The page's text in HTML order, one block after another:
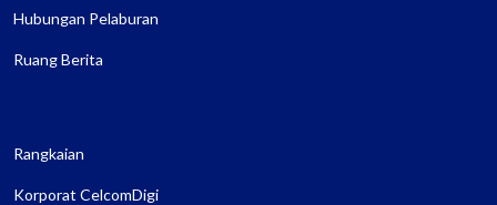
Hubungan Pelaburan
Ruang Berita
Rangkaian
Korporat CelcomDigi